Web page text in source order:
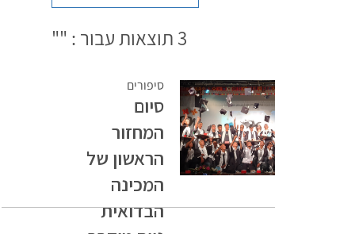
3 תוצאות עבור : ""
סיפורים
סיום
המחזור
הראשון של
המכינה
הבדואית